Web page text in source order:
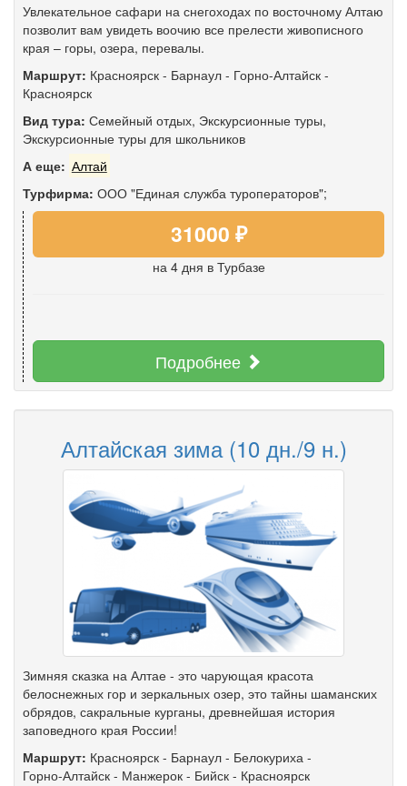
Увлекательное сафари на снегоходах по восточному Алтаю
позволит вам увидеть воочию все прелести живописного
края – горы, озера, перевалы.
Маршрут: Красноярск - Барнаул - Горно-Алтайск -
Красноярск
Вид тура: Семейный отдых, Экскурсионные туры,
Экскурсионные туры для школьников
А еще: Алтай
Турфирма: ООО "Единая служба туроператоров";
31000 ₽
на 4 дня в Турбазе
Подробнее
Алтайская зима (10 дн./9 н.)
Зимняя сказка на Алтае - это чарующая красота
белоснежных гор и зеркальных озер, это тайны шаманских
обрядов, сакральные курганы, древнейшая история
заповедного края России!
Маршрут: Красноярск - Барнаул - Белокуриха -
Горно-Алтайск - Манжерок - Бийск - Красноярск